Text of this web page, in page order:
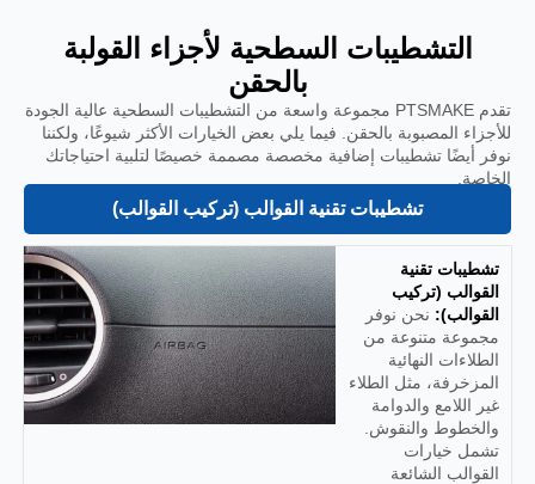
التشطيبات السطحية لأجزاء القولبة
بالحقن
تقدم PTSMAKE مجموعة واسعة من التشطيبات السطحية عالية الجودة
للأجزاء المصبوبة بالحقن. فيما يلي بعض الخيارات الأكثر شيوعًا، ولكننا
نوفر أيضًا تشطيبات إضافية مخصصة مصممة خصيصًا لتلبية احتياجاتك
الخاصة.
تشطيبات تقنية القوالب (تركيب القوالب)
تشطيبات تقنية
القوالب (تركيب
القوالب):نحن نوفر
مجموعة متنوعة من
الطلاءات النهائية
المزخرفة، مثل الطلاء
غير اللامع والدوامة
والخطوط والنقوش.
تشمل خيارات
القوالب الشائعة